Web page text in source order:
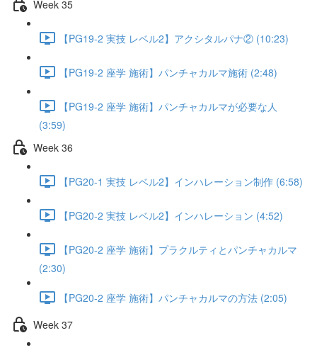
Week 35
【PG19-2 実技 レベル2】アクシタルパナ② (10:23)
【PG19-2 座学 施術】パンチャカルマ施術 (2:48)
【PG19-2 座学 施術】パンチャカルマが必要な人
(3:59)
Week 36
【PG20-1 実技 レベル2】インハレーション制作 (6:58)
【PG20-2 実技 レベル2】インハレーション (4:52)
【PG20-2 座学 施術】プラクルティとパンチャカルマ
(2:30)
【PG20-2 座学 施術】パンチャカルマの方法 (2:05)
Week 37